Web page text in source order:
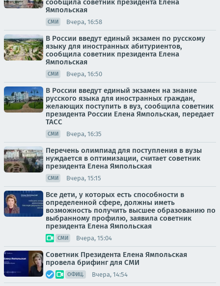
сообщила советник президента Елена
Ямпольская
СМИ Вчера, 16:58
В России введут единый экзамен по русскому
языку для иностранных абитуриентов,
сообщила советник президента Елена
Ямпольская
СМИ Вчера, 16:50
В России введут единый экзамен на знание
русского языка для иностранных граждан,
желающих поступить в вуз, сообщила советник
президента России Елена Ямпольская, передает
ТАСС
СМИ Вчера, 16:35
Перечень олимпиад для поступления в вузы
нуждается в оптимизации, считает советник
президента Елена Ямпольская
СМИ Вчера, 15:15
Все дети, у которых есть способности в
определенной сфере, должны иметь
возможность получить высшее образованию по
выбранному профилю, заявила советник
президента Елена Ямпольская
СМИ Вчера, 15:04
Советник Президента Елена Ямпольская
провела брифинг для СМИ
ОФИЦ. Вчера, 14:54